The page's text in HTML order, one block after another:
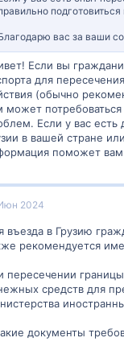
вас за ваши
Если вы
для
(обычно
может
Если у вас есть
в вашей стране
поможет вам
2024
въезда в Грузию
рекомендуется
пересечении
средств для
документы